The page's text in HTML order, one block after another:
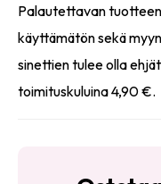
Palautettavan
käyttämätön sekä
sinettien tulee olla
toimituskuluina 4,90 €.